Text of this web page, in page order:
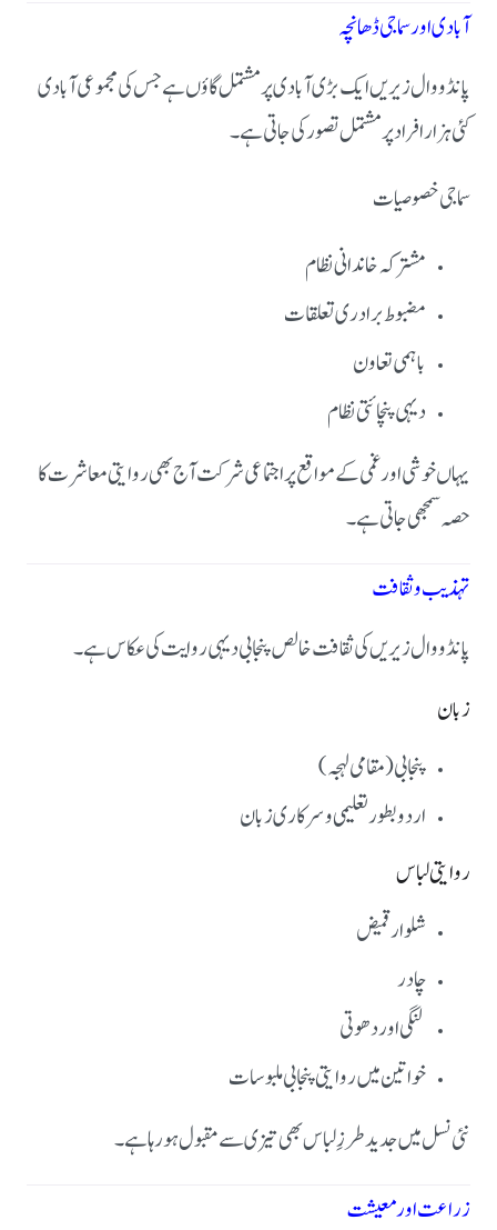
آبادی اور سماجی ڈھانچہ
پانڈووال زیریں ایک بڑی آبادی پر مشتمل گاؤں ہے جس کی مجموعی آبادی
کئی ہزار افراد پر مشتمل تصور کی جاتی ہے۔
سماجی خصوصیات
مشترکہ خاندانی نظام
مضبوط برادری تعلقات
باہمی تعاون
دیہی پنچائتی نظام
یہاں خوشی اور غمی کے مواقع پر اجتماعی شرکت آج بھی روایتی معاشرت کا
حصہ سمجھی جاتی ہے۔
تہذیب و ثقافت
پانڈووال زیریں کی ثقافت خالص پنجابی دیہی روایت کی عکاس ہے۔
زبان
پنجابی (مقامی لہجہ)
اردو بطور تعلیمی و سرکاری زبان
روایتی لباس
شلوار قمیض
چادر
لنگی اور دھوتی
خواتین میں روایتی پنجابی ملبوسات
نئی نسل میں جدید طرزِ لباس بھی تیزی سے مقبول ہو رہا ہے۔
زراعت اور معیشت